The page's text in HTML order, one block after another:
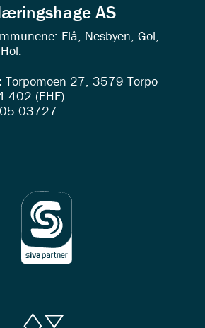
AS
Flå, Nesbyen, Gol,
Torpomoen 27, 3579 Torpo
402 (EHF)